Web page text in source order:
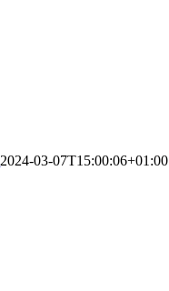
2024-03-07T15:00:06+01:00